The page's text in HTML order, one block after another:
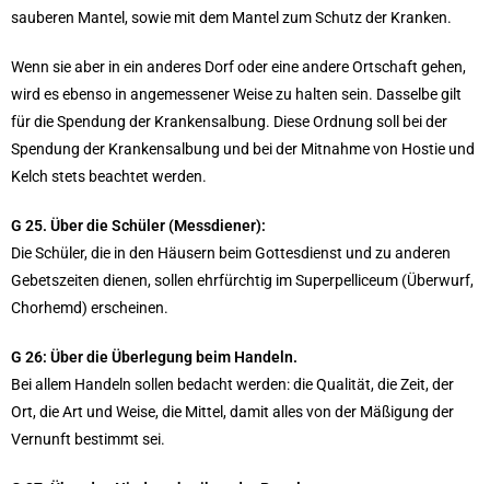
sauberen Mantel, sowie mit dem Mantel zum Schutz der Kranken.
Wenn sie aber in ein anderes Dorf oder eine andere Ortschaft gehen,
wird es ebenso in angemessener Weise zu halten sein. Dasselbe gilt
für die Spendung der Krankensalbung. Diese Ordnung soll bei der
Spendung der Krankensalbung und bei der Mitnahme von Hostie und
Kelch stets beachtet werden.
G 25. Über die Schüler (Messdiener):
Die Schüler, die in den Häusern beim Gottesdienst und zu anderen
Gebetszeiten dienen, sollen ehrfürchtig im Superpelliceum (Überwurf,
Chorhemd) erscheinen.
G 26: Über die Überlegung beim Handeln.
Bei allem Handeln sollen bedacht werden: die Qualität, die Zeit, der
Ort, die Art und Weise, die Mittel, damit alles von der Mäßigung der
Vernunft bestimmt sei.